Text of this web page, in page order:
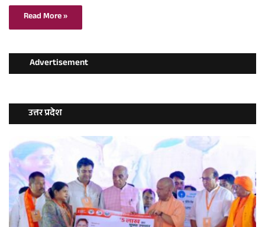
Read More »
Advertisement
उत्तर प्रदेश